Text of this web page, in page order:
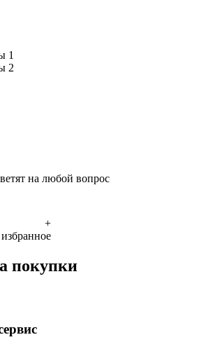
на любой вопрос
+
покупки